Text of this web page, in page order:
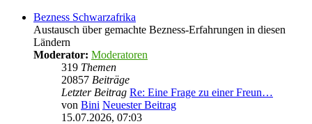
Bezness Schwarzafrika
Austausch über gemachte Bezness-Erfahrungen in diesen
Ländern
Moderator: Moderatoren
319 Themen
20857 Beiträge
Letzter Beitrag Re: Eine Frage zu einer Freun…
von Bini Neuester Beitrag
15.07.2026, 07:03